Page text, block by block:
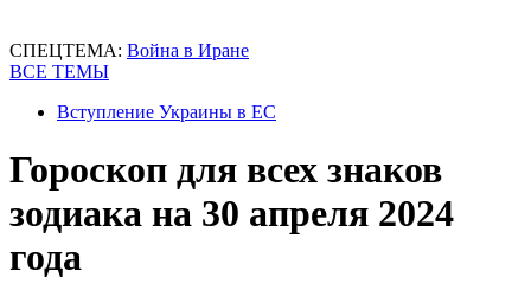
СПЕЦТЕМА: Война в Иране
ВСЕ ТЕМЫ
Вступление Украины в ЕС
Гороскоп для всех знаков
зодиака на 30 апреля 2024
года